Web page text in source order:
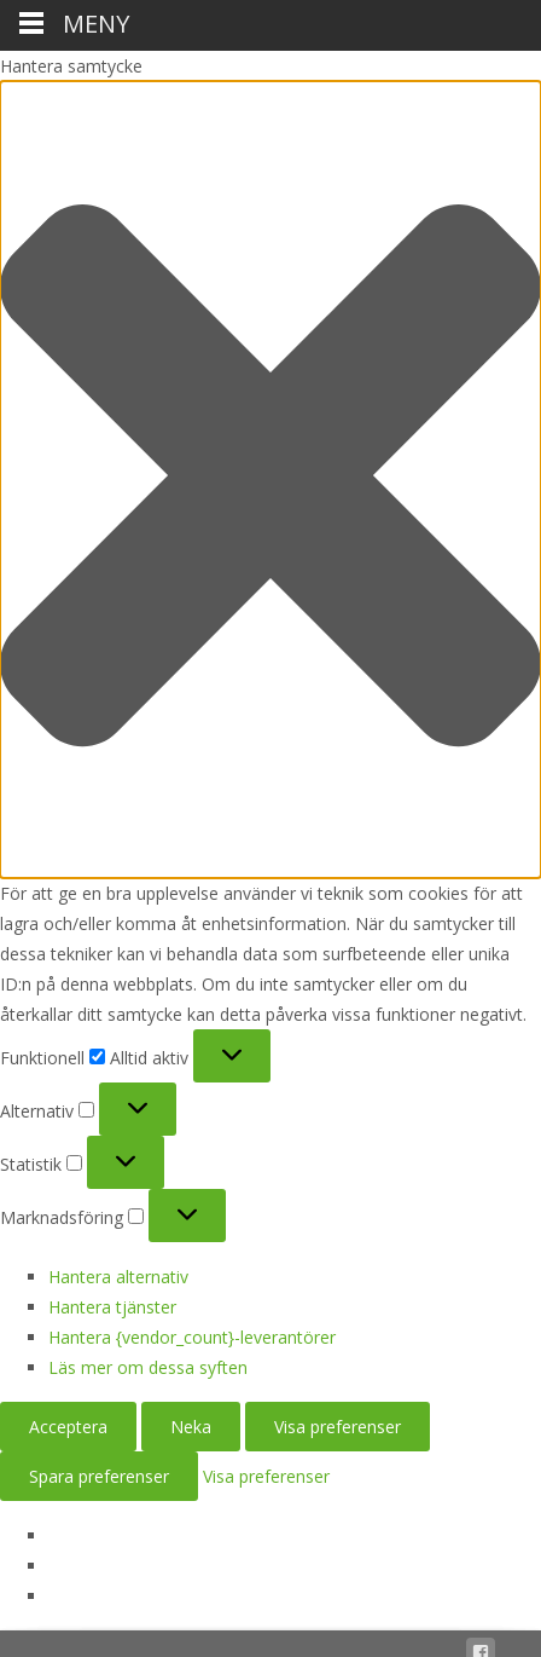
Hantera samtycke
För att ge en bra upplevelse använder vi teknik som cookies för att
lagra och/eller komma åt enhetsinformation. När du samtycker till
dessa tekniker kan vi behandla data som surfbeteende eller unika
ID:n på denna webbplats. Om du inte samtycker eller om du
återkallar ditt samtycke kan detta påverka vissa funktioner negativt.
Funktionell
Alltid aktiv
Alternativ
Statistik
Marknadsföring
Hantera alternativ
Hantera tjänster
Hantera {vendor_count}-leverantörer
Läs mer om dessa syften
Acceptera Neka Visa preferenser
Spara preferenser Visa preferenser
MENY